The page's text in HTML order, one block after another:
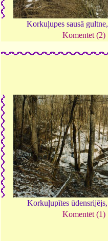
Korkuļupes sausā
Komentēt (2)
Korkuļupītes
Komentēt (1)